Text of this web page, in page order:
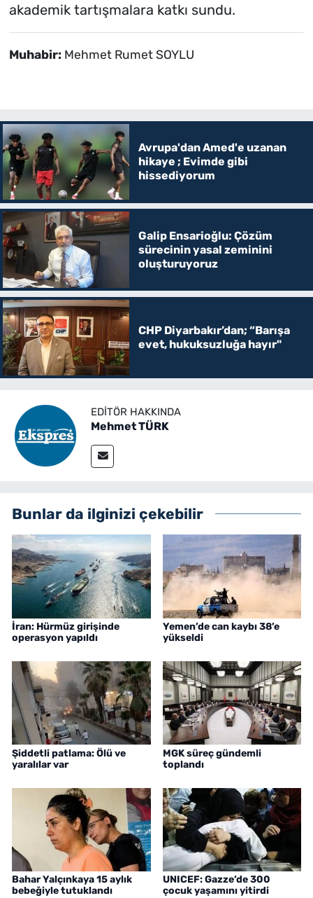
akademik tartışmalara katkı sundu.
Muhabir: Mehmet Rumet SOYLU
Avrupa'dan Amed'e uzanan
hikaye ; Evimde gibi
hissediyorum
Galip Ensarioğlu: Çözüm
sürecinin yasal zeminini
oluşturuyoruz
CHP Diyarbakır’dan; “Barışa
evet, hukuksuzluğa hayır"
EDITÖR HAKKINDA
Mehmet TÜRK
Bunlar da ilginizi çekebilir
İran: Hürmüz girişinde
operasyon yapıldı
Yemen’de can kaybı 38’e
yükseldi
Şiddetli patlama: Ölü ve
yaralılar var
MGK süreç gündemli
toplandı
Bahar Yalçınkaya 15 aylık
bebeğiyle tutuklandı
UNICEF: Gazze’de 300
çocuk yaşamını yitirdi